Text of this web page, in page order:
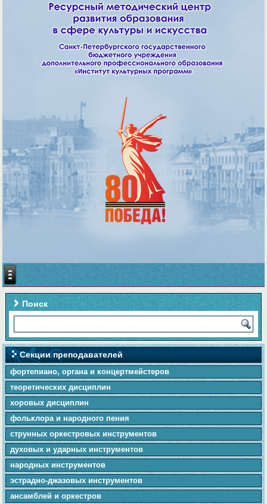
Поиск
Секции преподавателей
фортепиано, органа и концертмейстеров
теоретических дисциплин
хоровых дисциплин
фольклора и народного пения
cтpунныx оркестровых инструментов
духовых и ударных инструментов
народных инструментов
эстрадно-джазовых инструментов
ансамблей и оркестров